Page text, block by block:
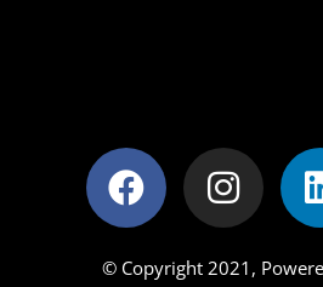
© Copyright 2021,